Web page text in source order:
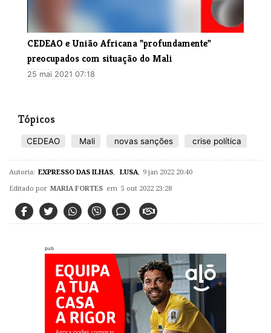
CEDEAO e União Africana "profundamente"
preocupados com situação do Mali
25 mai 2021 07:18
Tópicos
CEDEAO Mali novas sanções crise política
Autoria: EXPRESSO DAS ILHAS LUSA 9 jan 2022 20:40
Editado por MARIA FORTES em 5 out 2022 23:28
pub